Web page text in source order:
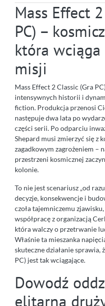
Mass Effect
PC) –
która
misji
Mass Effect 2 Classic (Gra
intensywnych historii i
fiction. Produkcja przenosi
następuje dwa lata po
części serii. Po odparciu
Shepard musi zmierzyć się z
zagadkowym zagrożeniem –
przestrzeni kosmicznej
kolonie.
To nie jest scenariusz „od
decyzje, konsekwencje i
czoła tajemniczemu
współpracę z organizacją
która walczy o przetrwanie
Właśnie ta mieszanka
skuteczne działanie sprawia,
PC) jest tak wciągające.
Dowodź
elitarną